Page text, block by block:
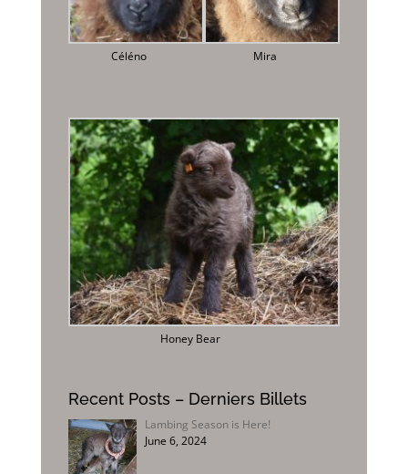
Céléno Mira
Honey Bear
Recent Posts – Derniers Billets
Lambing Season is Here!
June 6, 2024